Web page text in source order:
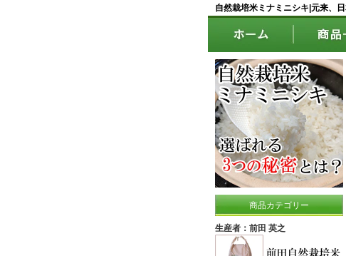
自然栽培米ミナミニシキ|元来、
商品カテゴリー
生産者：前田 英之